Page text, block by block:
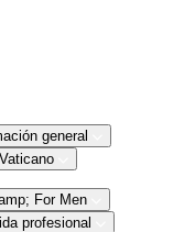
general
Vaticano
For Men
profesional